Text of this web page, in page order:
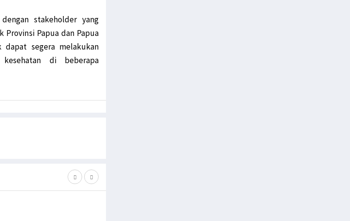
stakeholder yang
Provinsi Papua dan Papua
segera melakukan
di beberapa